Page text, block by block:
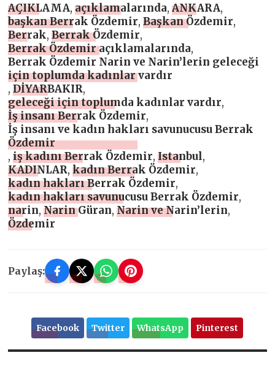
AÇIKLAMA,açıklamalarında,ANKARA,
başkan Berrak Özdemir,Başkan Özdemir,
Berrak,Berrak Özdemir,
Berrak Özdemir açıklamalarında,
Berrak Özdemir Narin ve Narin’lerin geleceği
için toplumda kadınlar vardır
,DİYARBAKIR,
geleceği için toplumda kadınlar vardır,
İş insanı Berrak Özdemir,
İş insanı ve kadın hakları savunucusu Berrak
Özdemir
,iş kadını Berrak Özdemir,Istanbul,
KADINLAR,kadın Berrak Özdemir,
kadın hakları Berrak Özdemir,
kadın hakları savunucusu Berrak Özdemir,
narin,Narin Güran,Narin ve Narin’lerin,
Özdemir
Paylaş:
Facebook Twitter WhatsApp Pinterest